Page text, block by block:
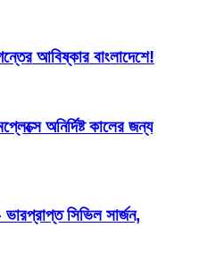
আবিষ্কার বাংলাদেশে!
অনির্দিষ্ট কালের জন্য
সিভিল সার্জন,